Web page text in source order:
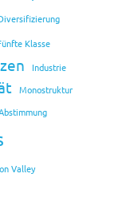
Klasse
Industrie
Monostruktur
Valley